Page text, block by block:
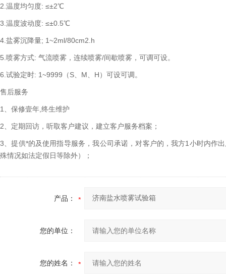
2.温度均匀度: ≤±2℃
3.温度波动度: ≤±0.5℃
4.盐雾沉降量; 1~2ml/80cm2.h
5.喷雾方式: 气流喷雾，连续喷雾/间歇喷雾，可调可设。
6.试验定时: 1~9999（S、M、H）可设可调。
售后服务
1、保修壹年,终生维护
2、定期回访，听取客户建议，建立客户服务档案；
3、提供*的及使用指导服务，我公司承诺，对客户的，我方1小时内作
殊情况如法定假日等除外）；
产品：
您的单位：
您的姓名：